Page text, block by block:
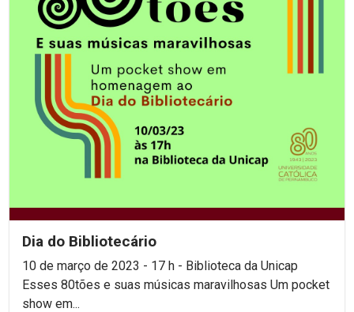
Dia do Bibliotecário
10 de março de 2023 - 17 h - Biblioteca da Unicap
Esses 80tões e suas músicas maravilhosas Um pocket
show em...